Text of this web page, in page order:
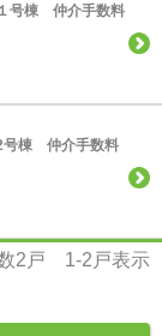
号棟 仲介手数料
棟 仲介手数料
2 戸 1-2 戸表示